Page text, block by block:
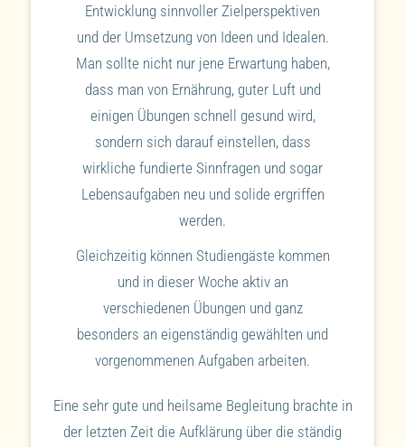
Entwicklung sinnvoller Zielperspektiven
und der Umsetzung von Ideen und Idealen.
Man sollte nicht nur jene Erwartung haben,
dass man von Ernährung, guter Luft und
einigen Übungen schnell gesund wird,
sondern sich darauf einstellen, dass
wirkliche fundierte Sinnfragen und sogar
Lebensaufgaben neu und solide ergriffen
werden.
Gleichzeitig können Studiengäste kommen
und in dieser Woche aktiv an
verschiedenen Übungen und ganz
besonders an eigenständig gewählten und
vorgenommenen Aufgaben arbeiten.
Eine sehr gute und heilsame Begleitung brachte in
der letzten Zeit die Aufklärung über die ständig